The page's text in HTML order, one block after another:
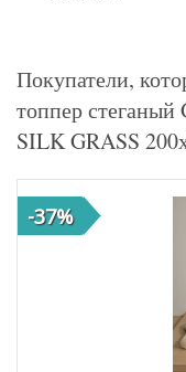
Покупатели,
топпер
SILK GRASS
-37%